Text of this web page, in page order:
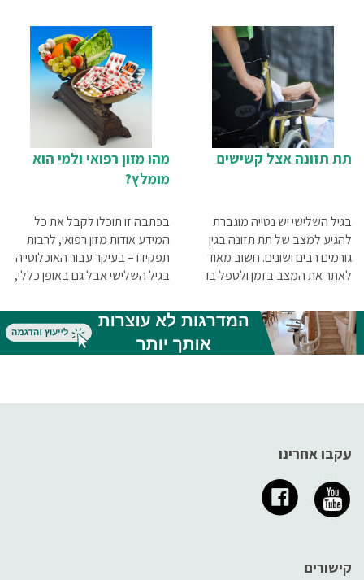
התזונתית האופטימלית לטיפול
באובדן מסת שריר?
משקל, למה מדובר במצב כל כך
מסוכן ומה מומלץ לעשות על מנת
לעלות במשקל ולהתחזק? כל
התשובות – במאמר שלפניכם
תת תזונה אצל קשישים
בגיל השלישי יש נטייה מוגברת
להגיע למצב של תת תזונה בגין
גורמים רבים ושונים. חשוב מאוד
לאתר את המצב בזמן ולטפל בו
את הגוף ולהביא לשיפור משמעותי
במצבו הגופני והנפשי של הקשיש.
מהם הגורמים לתת תזונה אצל
שלפניכם
מהו מזון רפואי ולמי הוא
מומלץ?
בכתבה זו תוכלו לקבל את כל
המידע אודות מזון רפואי, לרבות
תפקידו – בעיקר עבור האוכלוסייה
בגיל השלישי אבל גם באופן כללי,
לזהות צורך של אדם מסוים במזון
מסוג זה.
עקבו אחרינו
קישורים